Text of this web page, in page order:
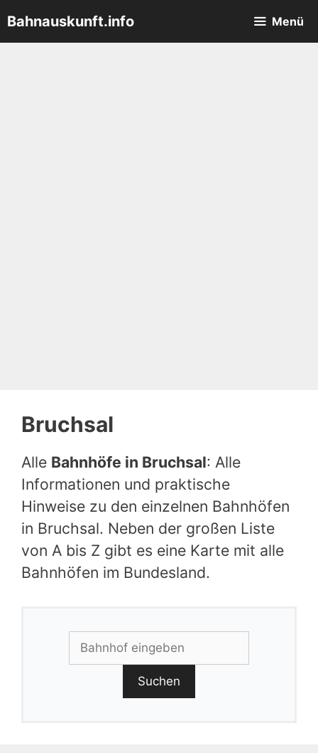
Inhalt
springen
Bahnauskunft.info Menü
Bruchsal
Alle Bahnhöfe in Bruchsal: Alle
Informationen und praktische
Hinweise zu den einzelnen Bahnhöfen
in Bruchsal. Neben der großen Liste
von A bis Z gibt es eine Karte mit alle
Bahnhöfen im Bundesland.
Suchen